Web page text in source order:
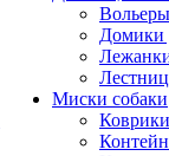
Домики
Миски собаки